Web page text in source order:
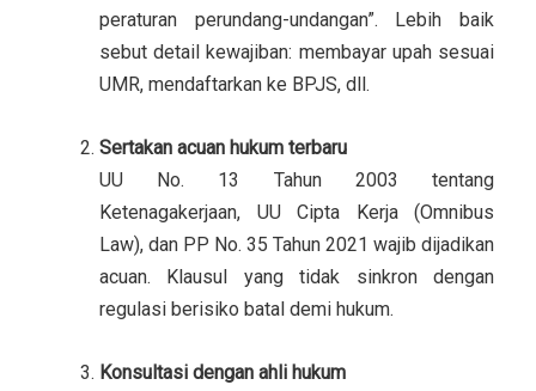
peraturan perundang-undangan”. Lebih baik
sebut detail kewajiban: membayar upah sesuai
UMR, mendaftarkan ke BPJS, dll.
Sertakan acuan hukum terbaru
UU No. 13 Tahun 2003 tentang
Ketenagakerjaan, UU Cipta Kerja (Omnibus
Law), dan PP No. 35 Tahun 2021 wajib dijadikan
acuan. Klausul yang tidak sinkron dengan
regulasi berisiko batal demi hukum.
Konsultasi dengan ahli hukum